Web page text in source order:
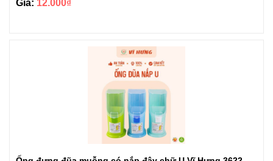
Giá: 12.000₫